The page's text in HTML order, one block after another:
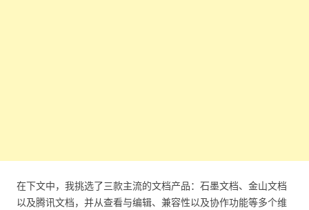
在下文中，我挑选了三款主流的文档产品：石墨文档、金山文档
以及腾讯文档，并从查看与编辑、兼容性以及协作功能等多个维